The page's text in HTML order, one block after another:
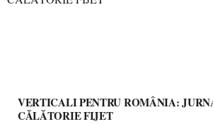
VERTICALI PENTRU ROMÂNIA:
CĂLĂTORIE FIJET